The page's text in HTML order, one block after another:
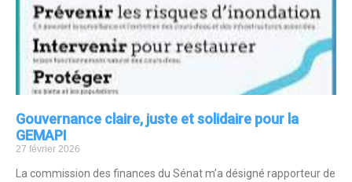
Gouvernance claire, juste et solidaire pour la
GEMAPI
27 février 2026
La commission des finances du Sénat m’a désigné rapporteur de